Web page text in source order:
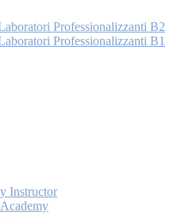
Professionalizzanti B2
Professionalizzanti B1
Instructor